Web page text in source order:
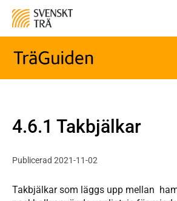
4.6.1 Takbjälkar
Publicerad 2021-11-02
Takbjälkar som läggs upp mellan